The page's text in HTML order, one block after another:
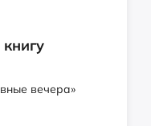
вечера»